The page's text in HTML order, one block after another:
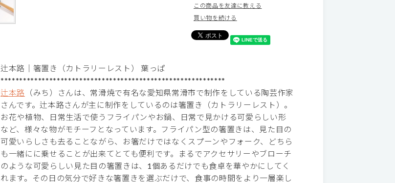
この商品を友達に教える
買い物を続ける
辻本路│箸置き（カトラリーレスト） 葉っぱ
************************************************************
辻本路 （みち）さんは、常滑焼で有名な愛知県常滑市で制作をしている陶芸作家
さんです。辻本路さんが主に制作をしているのは箸置き（カトラリーレスト）。
お花や植物、日常生活で使うフライパンやお鍋、日常で見かける可愛らしい形
など、様々な物がモチーフとなっています。フライパン型の箸置きは、見た目の
可愛いらしさも去ることながら、お箸だけではなくスプーンやフォーク、どちら
も一緒にに乗せることが出来てとても便利です。まるでアクセサリーやブローチ
のような可愛らしい見た目の箸置きは、1個あるだけでも食卓を華やかにしてく
れます。その日の気分で好きな箸置きを選ぶだけで、食事の時間をより一層楽し